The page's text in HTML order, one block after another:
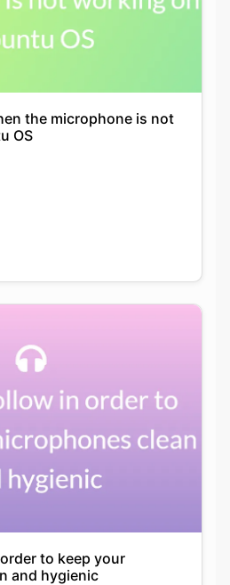
the microphone is not
OS
to keep your
and hygienic